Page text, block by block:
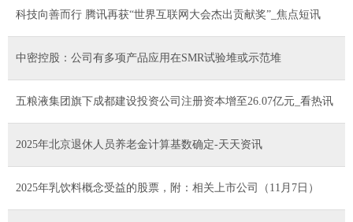
科技向善而行 腾讯再获“世界互联网大会杰出贡献奖”_焦点短讯
中密控股：公司有多项产品应用在SMR试验堆或示范堆
五粮液集团旗下成都建设投资公司注册资本增至26.07亿元_看热讯
2025年北京退休人员养老金计算基数确定-天天资讯
2025年乳饮料概念受益的股票，附：相关上市公司（11月7日）